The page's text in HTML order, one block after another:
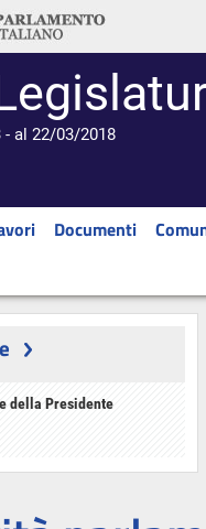
al 22/03/2018
Documenti
della Presidente